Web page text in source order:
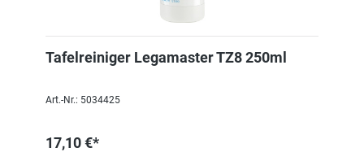
Tafelreiniger Legamaster TZ8 250ml
Art.-Nr.: 5034425
17,10 €*